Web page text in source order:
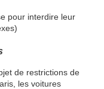
pour interdire leur
de restrictions de
les voitures